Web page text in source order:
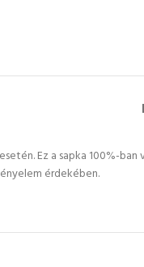
Ez a sapka 100%-
érdekében.